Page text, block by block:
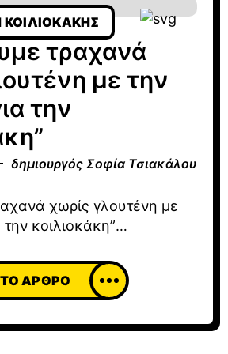
ζωικής
ΚΟΙΛΙΟΚΆΚΗΣ
τραχανά
με την
την
δημιουργός Σοφία Τσιακάλου
χωρίς γλουτένη με
κοιλιοκάκη”
την κοιλιοκάκη» στα
εκδήλωση αυτή ήμουν
από την οργάνωση της
κοιλιοκάκη» και μαζί με
ΆΡΘΡΟ